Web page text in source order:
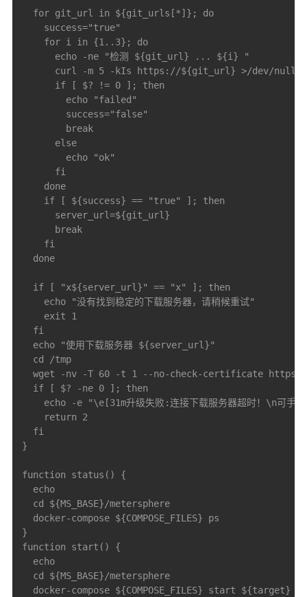
  for git_url in ${git_urls[*]}; do
    success="true"
    for i in {1..3}; do
      echo -ne "检测 ${git_url} ... ${i} "
      curl -m 5 -kIs https://${git_url} >/dev/null
      if [ $? != 0 ]; then
        echo "failed"
        success="false"
        break
      else
        echo "ok"
      fi
    done
    if [ ${success} == "true" ]; then
      server_url=${git_url}
      break
    fi
  done
  if [ "x${server_url}" == "x" ]; then
    echo "没有找到稳定的下载服务器，请稍候重试"
    exit 1
  fi
  echo "使用下载服务器 ${server_url}"
  cd /tmp
wget -nv -T 60 -t 1 --no-check-certificate
  if [ $? -ne 0 ]; then
echo -e "\e[31m升级失败:连接下载服务器超时！\n可
    return 2
  fi
}
function status() {
  echo
  cd ${MS_BASE}/metersphere
  docker-compose ${COMPOSE_FILES} ps
}
function start() {
  echo
  cd ${MS_BASE}/metersphere
  docker-compose ${COMPOSE_FILES} start ${target}